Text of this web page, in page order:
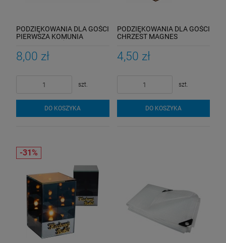
PODZIĘKOWANIA DLA GOŚCI
PIERWSZA KOMUNIA
CHRZESTNEGO 1SZ
8,00 zł
szt.
DO KOSZYKA
PODZIĘKOWANIA DLA GOŚCI
CHRZEST MAGNES
CHRZCINY
4,50 zł
szt.
DO KOSZYKA